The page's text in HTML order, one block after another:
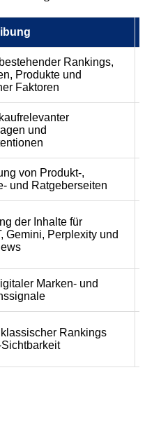
Rankings,
Produkte und
Faktoren
und
von Produkt-,
und Ratgeberseiten
der Inhalte für
Gemini, Perplexity und
Marken- und
Rankings